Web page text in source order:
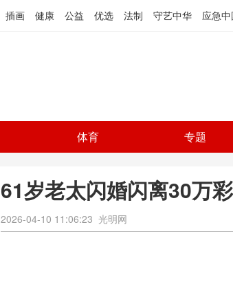
插画 健康 公益 优选 法制 守艺中华 应急中
体育 专题
61岁老太闪婚闪离30万
2026-04-10 11:06:23 光明网